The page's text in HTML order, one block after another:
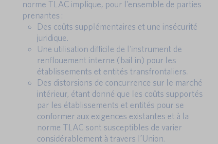
norme TLAC implique, pour l’ensemble de parties
prenantes :
Des coûts supplémentaires et une insécurité
juridique.
Une utilisation difficile de l’instrument de
renflouement interne (bail in) pour les
établissements et entités transfrontaliers.
Des distorsions de concurrence sur le marché
intérieur, étant donné que les coûts supportés
par les établissements et entités pour se
conformer aux exigences existantes et à la
norme TLAC sont susceptibles de varier
considérablement à travers l’Union.